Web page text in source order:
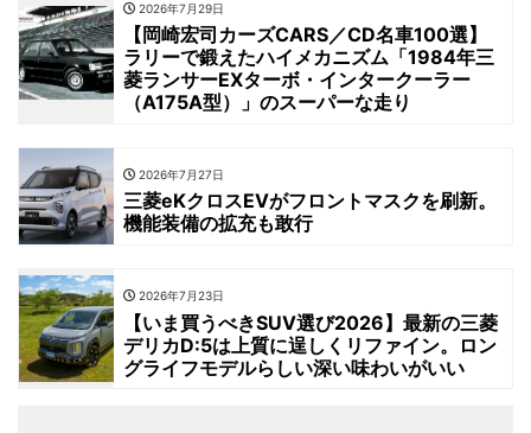
2026年7月29日
【岡崎宏司カーズCARS／CD名車100選】
ラリーで鍛えたハイメカニズム「1984年三
菱ランサーEXターボ・インタークーラー
（A175A型）」のスーパーな走り
2026年7月27日
三菱eKクロスEVがフロントマスクを刷新。
機能装備の拡充も敢行
2026年7月23日
【いま買うべきSUV選び2026】最新の三菱
デリカD:5は上質に逞しくリファイン。ロン
グライフモデルらしい深い味わいがいい